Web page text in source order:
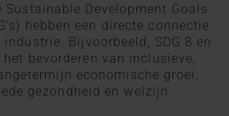
Sustainable Development Goals
hebben een directe connectie
Bijvoorbeeld, SDG 8 en
bevorderen van inclusieve,
economische groei,
gezondheid en welzijn.